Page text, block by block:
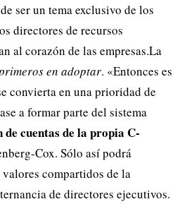
ser un tema exclusivo de los
directores de recursos
al corazón de las empresas.La
en adoptar. «Entonces es
convierta en una prioridad de
a formar parte del sistema
cuentas de la propia C-
Cox. Sólo así podrá
compartidos de la
de directores ejecutivos.